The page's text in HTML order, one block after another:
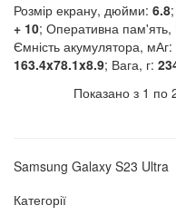
Розмір екрану, дюйми: 6.8
+ 10; Оперативна пам'ять,
Ємність акумулятора, мАг:
163.4x78.1x8.9; Вага, г:
Показано з 1 по
Samsung Galaxy S23 Ultra
Категорії